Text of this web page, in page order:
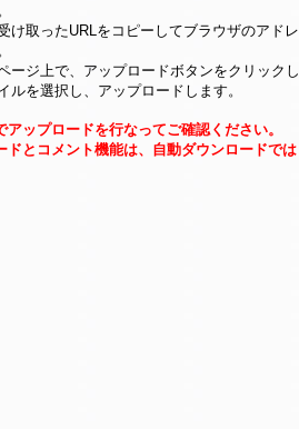
け取ったURLをコピーしてブラウザのアドレ
ージ上で、アップロードボタンをクリックし
ルを選択し、アップロードします。
アップロードを行なってご確認ください。
ドとコメント機能は、自動ダウンロードでは